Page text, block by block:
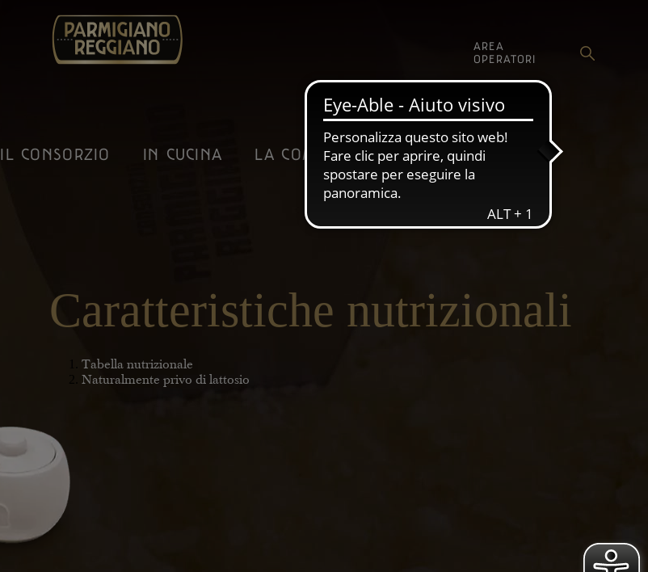
IL CONSORZIO IN CUCINA LA COMUNICAZIONE SHOP
AREA
OPERATORI
Caratteristiche nutrizionali
Tabella nutrizionale
Naturalmente privo di lattosio